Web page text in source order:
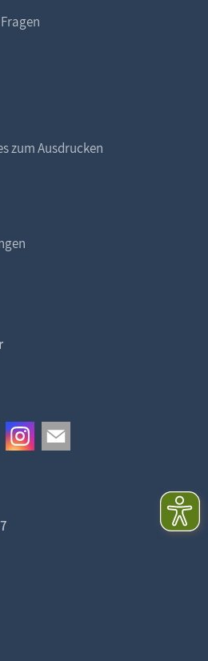
zum Ausdrucken